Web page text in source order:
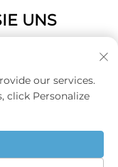
UNS
our services.
click Personalize